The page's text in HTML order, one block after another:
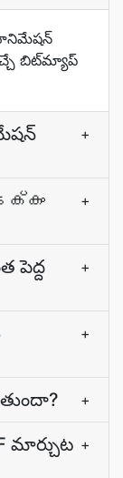
బిట్‌మ్యాప్
+
+
పెద్ద
+
+
+
మార్చుట +